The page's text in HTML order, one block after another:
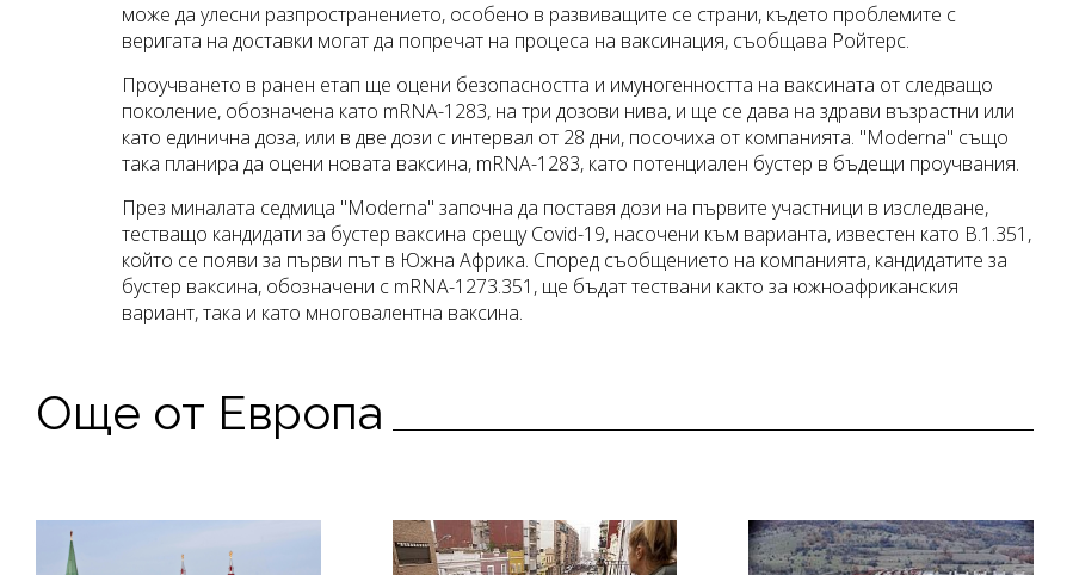
може да улесни разпространението, особено в развиващите се страни, където проблемите с
веригата на доставки могат да попречат на процеса на ваксинация, съобщава Ройтерс.
Проучването в ранен етап ще оцени безопасността и имуногенността на ваксината от следващо
поколение, обозначена като mRNA-1283, на три дозови нива, и ще се дава на здрави възрастни или
като единична доза, или в две дози с интервал от 28 дни, посочиха от компанията. "Moderna" също
така планира да оцени новата ваксина, mRNA-1283, като потенциален бустер в бъдещи проучвания.
През миналата седмица "Moderna" започна да поставя дози на първите участници в изследване,
тестващо кандидати за бустер ваксина срещу Covid-19, насочени към варианта, известен като B.1.351,
който се появи за първи път в Южна Африка. Според съобщението на компанията, кандидатите за
бустер ваксина, обозначени с mRNA-1273.351, ще бъдат тествани както за южноафриканския
вариант, така и като многовалентна ваксина.
Още от Европа